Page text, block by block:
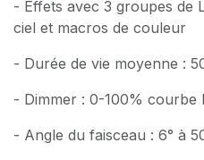
- Effets avec 3 groupes de
ciel et macros de couleur
- Durée de vie moyenne :
- Dimmer : 0-100% courbe
- Angle du faisceau : 6° à